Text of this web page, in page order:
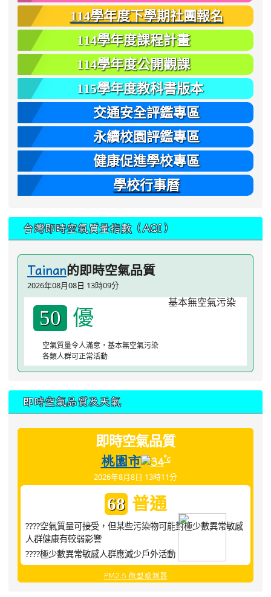
114學年度下學期社團報名
114學年度課程計畫
114學年度公開觀課
115學年度教科書版本
交通安全評鑑專區
永續校園評鑑專區
健康促進學校專區
學校行事曆
台灣即時空氣質量指數（AQI）
Tainan的即時空氣品質
2026年08月08日 13時09分
50 優
空氣質量令人滿意，基本無空氣污染
各類人群可正常活動
即時空氣品質及天氣
即時空氣品質
桃園市 34°c
2026年8月8日 13時11分
68 普通
????空氣質量可接受，但某些污染物可能對極少數異常敏感
人群健康有較弱影響
????極少數異常敏感人群應減少戶外活動
PM2.5 微型感測器